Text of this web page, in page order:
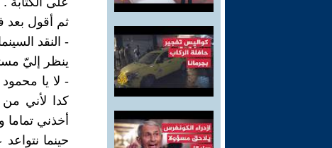
ثم أقول
- النقد
ينظر إليّ
- لا يا
كدا لأني من
أخذني
حينما